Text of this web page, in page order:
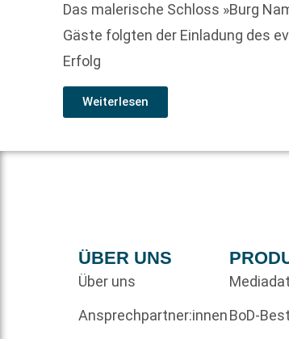
Das malerische Schloss »Burg
Gäste folgten der Einladung des
Erfolg
Weiterlesen
ÜBER UNS
Über uns
Ansprechpartner:innenBoD-